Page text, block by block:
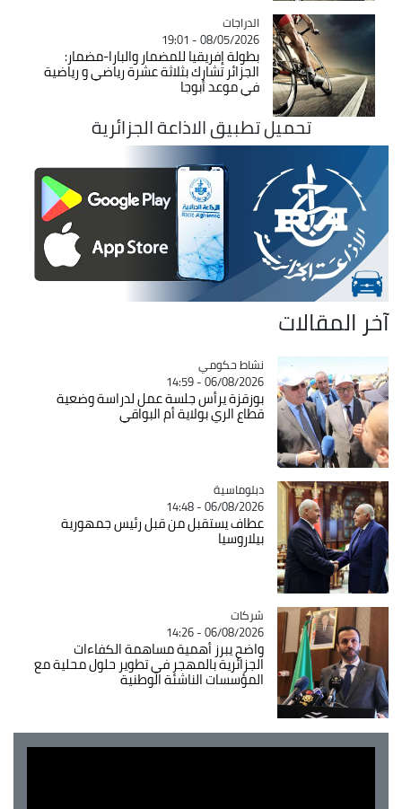
Catégorie
الدراجات
08/05/2026 - 19:01
بطولة إفريقيا للمضمار والبارا-مضمار:
الجزائر تشارك بثلاثة عشرة رياضي و رياضية
في موعد أبوجا
تحميل تطبيق الاذاعة الجزائرية
آخر المقالات
Catégorie
نشاط حكومي
06/08/2026 - 14:59
بوزقزة يرأس جلسة عمل لدراسة وضعية
قطاع الري بولاية أم البواقي
Catégorie
دبلوماسية
06/08/2026 - 14:48
عطاف يستقبل من قبل رئيس جمهورية
بيلاروسيا
Catégorie
شركات
06/08/2026 - 14:26
واضح يبرز أهمية مساهمة الكفاءات
الجزائرية بالمهجر في تطوير حلول محلية مع
المؤسسات الناشئة الوطنية